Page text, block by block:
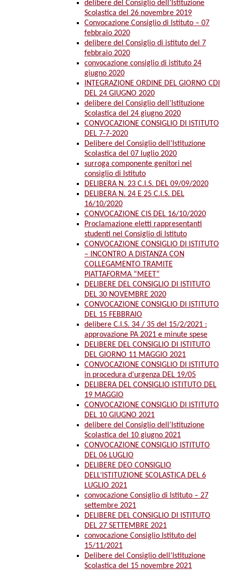
delibere del Consiglio dell’Istituzione
Scolastica del 26 novembre 2019
Convocazione Consiglio di Istituto – 07
febbraio 2020
delibere del Consiglio di istituto del 7
febbraio 2020
convocazione consiglio di istituto 24
giugno 2020
INTEGRAZIONE ORDINE DEL GIORNO CDI
DEL 24 GIUGNO 2020
delibere del Consiglio dell’Istituzione
Scolastica del 24 giugno 2020
CONVOCAZIONE CONSIGLIO DI ISTITUTO
DEL 7-7-2020
Delibere del Consiglio dell’Istituzione
Scolastica del 07 luglio 2020
surroga componente genitori nel
consiglio di Istituto
DELIBERA N. 23 C.I.S. DEL 09/09/2020
DELIBERA N. 24 E 25 C.I.S. DEL
16/10/2020
CONVOCAZIONE CIS DEL 16/10/2020
Proclamazione eletti rappresentanti
studenti nel Consiglio di Istituto
CONVOCAZIONE CONSIGLIO DI ISTITUTO
– INCONTRO A DISTANZA CON
COLLEGAMENTO TRAMITE
PIATTAFORMA “MEET”
DELIBERE DEL CONSIGLIO DI ISTITUTO
DEL 30 NOVEMBRE 2020
CONVOCAZIONE CONSIGLIO DI ISTITUTO
DEL 15 FEBBRAIO
delibere C.I.S. 34 / 35 del 15/2/2021 :
approvazione PA 2021 e minute spese
DELIBERE DEL CONSIGLIO DI ISTITUTO
DEL GIORNO 11 MAGGIO 2021
CONVOCAZIONE CONSIGLIO DI ISTITUTO
in procedura d’urgenza DEL 19/05
DELIBERA DEL CONSIGLIO ISTITUTO DEL
19 MAGGIO
CONVOCAZIONE CONSIGLIO DI ISTITUTO
DEL 10 GIUGNO 2021
delibere del Consiglio dell’Istituzione
Scolastica del 10 giugno 2021
CONVOCAZIONE CONSIGLIO ISTITUTO
DEL 06 LUGLIO
DELIBERE DEO CONSIGLIO
DELL’ISTITUZIONE SCOLASTICA DEL 6
LUGLIO 2021
convocazione Consiglio di Istituto – 27
settembre 2021
DELIBERE DEL CONSIGLIO DI ISTITUTO
DEL 27 SETTEMBRE 2021
convocazione Consiglio Istituto del
15/11/2021
Delibere del Consiglio dell’Istituzione
Scolastica del 15 novembre 2021